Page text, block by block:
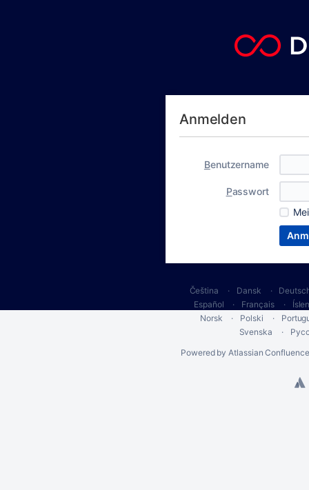
Anmelden
Benutzername
Passwort
Čeština Dansk
Español
Français
Norsk
Polski
Svenska
Powered byAtlassian Confluence